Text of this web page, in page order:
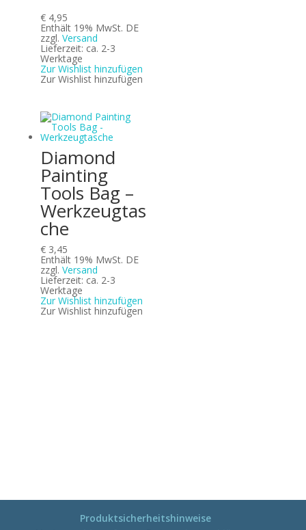
€4,95
Enthält 19% MwSt. DE
zzgl. Versand
Lieferzeit: ca. 2-3
Werktage
Zur Wishlist hinzufügen
Zur Wishlist hinzufügen
Diamond
Painting
Tools Bag –
Werkzeugtas
che
€3,45
Enthält 19% MwSt. DE
zzgl. Versand
Lieferzeit: ca. 2-3
Werktage
Zur Wishlist hinzufügen
Zur Wishlist hinzufügen
Produktsicherheitshinweise